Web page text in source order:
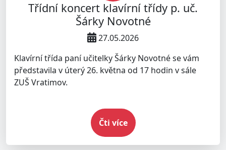
Třídní koncert klavírní třídy p. uč.
Šárky Novotné
27.05.2026
Klavírní třída paní učitelky Šárky Novotné se vám
představila v úterý 26. května od 17 hodin v sále
ZUŠ Vratimov.
Čti více